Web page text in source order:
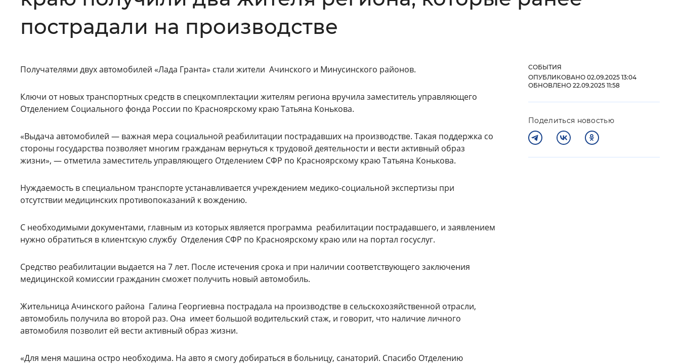
Звуковой ассистент: Воспроизвести Остановить Повторить
Вернуть стандартные настройки Закрыть
пострадали на производстве
Получателями двух автомобилей «Лада Гранта» стали жители Ачинского и Минусинского районов.
Ключи от новых транспортных средств в спецкомплектации жителям региона вручила заместитель управляющего
Отделением Социального фонда России по Красноярскому краю Татьяна Конькова.
«Выдача автомобилей — важная мера социальной реабилитации пострадавших на производстве. Такая поддержка со
стороны государства позволяет многим гражданам вернуться к трудовой деятельности и вести активный образ
жизни», — отметила заместитель управляющего Отделением СФР по Красноярскому краю Татьяна Конькова.
Нуждаемость в специальном транспорте устанавливается учреждением медико-социальной экспертизы при
отсутствии медицинских противопоказаний к вождению.
С необходимыми документами, главным из которых является программа реабилитации пострадавшего, и заявлением
нужно обратиться в клиентскую службу Отделения СФР по Красноярскому краю или на портал госуслуг.
Средство реабилитации выдается на 7 лет. После истечения срока и при наличии соответствующего заключения
медицинской комиссии гражданин сможет получить новый автомобиль.
Жительница Ачинского района Галина Георгиевна пострадала на производстве в сельскохозяйственной отрасли,
автомобиль получила во второй раз. Она имеет большой водительский стаж, и говорит, что наличие личного
автомобиля позволит ей вести активный образ жизни.
«Для меня машина остро необходима. На авто я смогу добираться в больницу, санаторий. Спасибо Отделению
СОБЫТИЯ
ОПУБЛИКОВАНО 02.09.2025 13:04
ОБНОВЛЕНО 22.09.2025 11:58
Поделиться новостью